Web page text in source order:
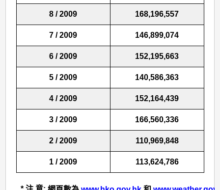
8 / 2009 168,196,557
7 / 2009 146,899,074
6 / 2009 152,195,663
5 / 2009 140,586,363
4 / 2009 152,164,439
3 / 2009 166,560,336
2 / 2009 110,969,848
1 / 2009 113,624,786